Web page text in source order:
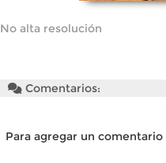
No alta resolución
Comentarios:
Para agregar un comentario